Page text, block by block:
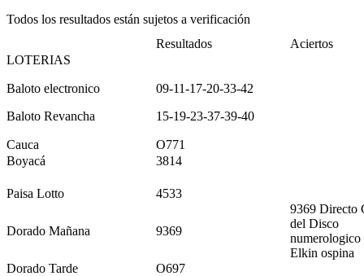
Todos los resultados están sujetos a verificación
Resultados
Aciertos
LOTERIAS
Baloto electronico
Baloto Revancha
09-11-17-20-33-42
15-19-23-37-39-40
Cauca
O771
Boyacá
3814
Paisa Lotto 4533
Dorado Mañana 9369
9369 Directo
del Disco
numerologico
Elkin ospina
Dorado Tarde
O697